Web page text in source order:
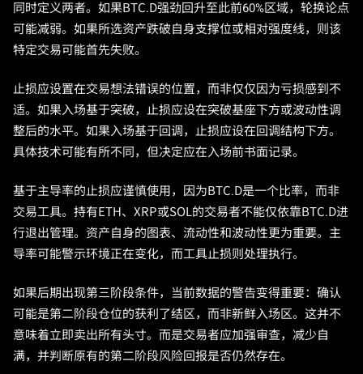
同时定义两者。如果BTC.D强劲回升至此前60%区域，轮换论点
可能减弱。如果所选资产跌破自身支撑位或相对强度线，则该
特定交易可能首先失败。
止损应设置在交易想法错误的位置，而非仅仅因为亏损感到不
适。如果入场基于突破，止损应设在突破基座下方或波动性调
整后的水平。如果入场基于回调，止损应设在回调结构下方。
具体技术可能有所不同，但决定应在入场前书面记录。
基于主导率的止损应谨慎使用，因为BTC.D是一个比率，而非
交易工具。持有ETH、XRP或SOL的交易者不能仅依靠BTC.D进
行退出管理。资产自身的图表、流动性和波动性更为重要。主
导率可能警示环境正在变化，而工具止损则处理执行。
如果后期出现第三阶段条件，当前数据的警告变得重要：确认
可能是第二阶段仓位的获利了结区，而非新鲜入场区。这并不
意味着立即卖出所有头寸。而是交易者应加强审查，减少自
满，并判断原有的第二阶段风险回报是否仍然存在。